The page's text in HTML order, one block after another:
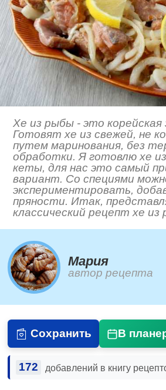
Хе из рыбы - это корейская
Готовят хе из свежей, не
путем маринования, без
обработки. Я готовлю хе
кеты, для нас это самый
вариант. Со специями
экспериментировать,
пряности. Итак,
классический рецепт хе из
Мария
автор рецепта
Сохранить В
172 добавлений в книгу